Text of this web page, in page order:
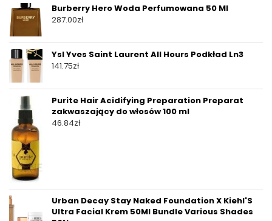
Burberry Hero Woda Perfumowana 50 Ml
287.00zł
Ysl Yves Saint Laurent All Hours Podkład Ln3
141.75zł
Purite Hair Acidifying Preparation Preparat
zakwaszający do włosów 100 ml
46.84zł
Urban Decay Stay Naked Foundation X Kiehl'S
Ultra Facial Krem 50Ml Bundle Various Shades